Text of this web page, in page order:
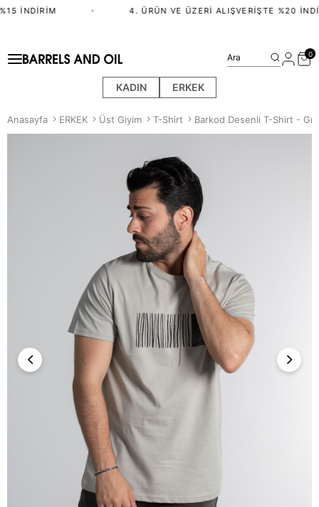
İNDIRIM 4. ÜRÜN VE ÜZERI ALIŞVERIŞTE %20
KADIN ERKEK
Ara 0
Anasayfa ERKEK Üst Giyim T-Shirt Barkod Desenli T-Shirt - Gri